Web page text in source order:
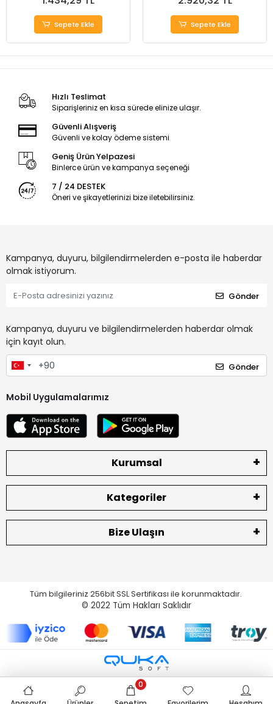
Sepete Ekle Sepete Ekle
Hızlı Teslimat
Siparişleriniz en kısa sürede elinize ulaşır.
Güvenli Alışveriş
Güvenli ve kolay ödeme sistemi
Geniş Ürün Yelpazesi
Binlerce ürün ve kampanya seçeneği
7 / 24 DESTEK
Öneri ve şikayetlerinizi bize iletebilirsiniz.
Kampanya, duyuru, bilgilendirmelerden e-posta ile haberdar
olmak istiyorum.
Gönder
Kampanya, duyuru ve bilgilendirmelerden haberdar olmak
için kayıt olun.
Gönder
Mobil Uygulamalarımız
Kurumsal
Kategoriler
Bize Ulaşın
Tüm bilgileriniz 256bit SSL Sertifikası ile korunmaktadır.
© 2022 Tüm Hakları Saklıdır
0